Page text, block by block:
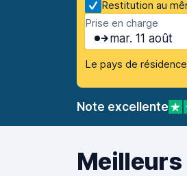
Restitution au
Prise en charge
mar. 11 août
Le pays de
Note excellente
Meilleurs